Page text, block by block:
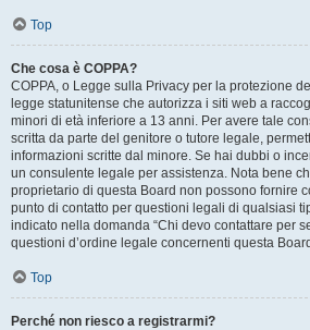
Top
Che cosa è COPPA?
COPPA, o Legge sulla Privacy per la protezione
legge statunitense che autorizza i siti web a
minori di età inferiore a 13 anni. Per avere tale
scritta da parte del genitore o tutore legale,
informazioni scritte dal minore. Se hai dubbi o
un consulente legale per assistenza. Nota bene
proprietario di questa Board non possono fornire
punto di contatto per questioni legali di qualsiasi
indicato nella domanda “Chi devo contattare per
questioni d’ordine legale concernenti questa
Top
Perché non riesco a registrarmi?